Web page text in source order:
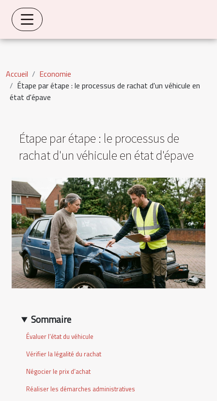
Accueil
Economie
Étape par étape : le processus de rachat d'un véhicule en
état d'épave
Étape par étape : le processus de
rachat d'un véhicule en état d'épave
Sommaire
Évaluer l’état du véhicule
Vérifier la légalité du rachat
Négocier le prix d’achat
Réaliser les démarches administratives